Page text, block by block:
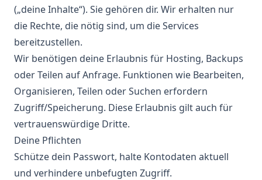
(„deine Inhalte“). Sie gehören dir. Wir erhalten nur
die Rechte, die nötig sind, um die Services
bereitzustellen.
Wir benötigen deine Erlaubnis für Hosting, Backups
oder Teilen auf Anfrage. Funktionen wie Bearbeiten,
Organisieren, Teilen oder Suchen erfordern
Zugriff/Speicherung. Diese Erlaubnis gilt auch für
vertrauenswürdige Dritte.
Deine Pflichten
Schütze dein Passwort, halte Kontodaten aktuell
und verhindere unbefugten Zugriff.